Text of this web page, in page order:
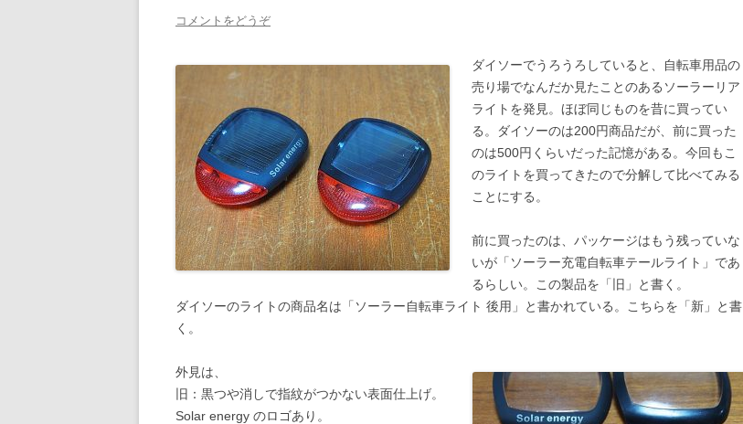
コメントをどうぞ
ダイソーでうろうろしていると、自転車用品の
売り場でなんだか見たことのあるソーラーリア
ライトを発見。ほぼ同じものを昔に買ってい
る。ダイソーのは200円商品だが、前に買った
のは500円くらいだった記憶がある。今回もこ
のライトを買ってきたので分解して比べてみる
ことにする。
前に買ったのは、パッケージはもう残っていな
いが「ソーラー充電自転車テールライト」であ
るらしい。この製品を「旧」と書く。
ダイソーのライトの商品名は「ソーラー自転車ライト 後用」と書かれている。こちらを「新」と書
く。
外見は、
旧：黒つや消しで指紋がつかない表面仕上げ。
Solar energy のロゴあり。